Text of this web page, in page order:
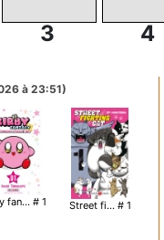
3 4
à 23:51)
fan... # 1 Street fi... # 1